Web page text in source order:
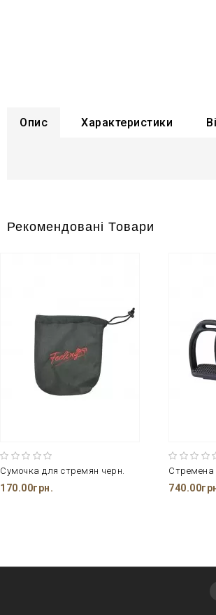
Опис Характеристики
Рекомендовані Товари
Сумочка для стремян черн.
170.00грн.
Стремена